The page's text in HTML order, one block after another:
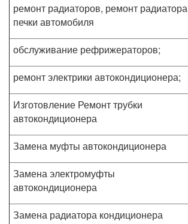
ремонт радиаторов, ремонт радиатора
печки автомобиля
обслуживание рефрижераторов;
ремонт электрики автокондиционера;
Изготовление Ремонт трубки
автокондиционера
Замена муфты автокондиционера
Замена электромуфты
автокондиционера
Замена радиатора кондиционера